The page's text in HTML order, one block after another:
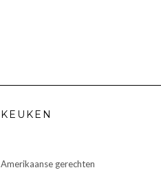
KEUKEN
Amerikaanse gerechten